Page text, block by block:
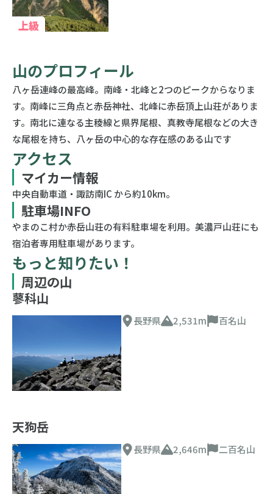
上級
山のプロフィール
八ヶ岳連峰の最高峰。南峰・北峰と2つのピークからなりま
す。南峰に三角点と赤岳神社、北峰に赤岳頂上山荘がありま
す。南北に連なる主稜線と県界尾根、真教寺尾根などの大き
な尾根を持ち、八ヶ岳の中心的な存在感のある山です
アクセス
マイカー情報
中央自動車道・諏訪南IC から約10km。
駐車場INFO
やまのこ村か赤岳山荘の有料駐車場を利用。美濃戸山荘にも
宿泊者専用駐車場があります。
もっと知りたい！
周辺の山
蓼科山
長野県 2,531m 百名山
天狗岳
長野県 2,646m 二百名山